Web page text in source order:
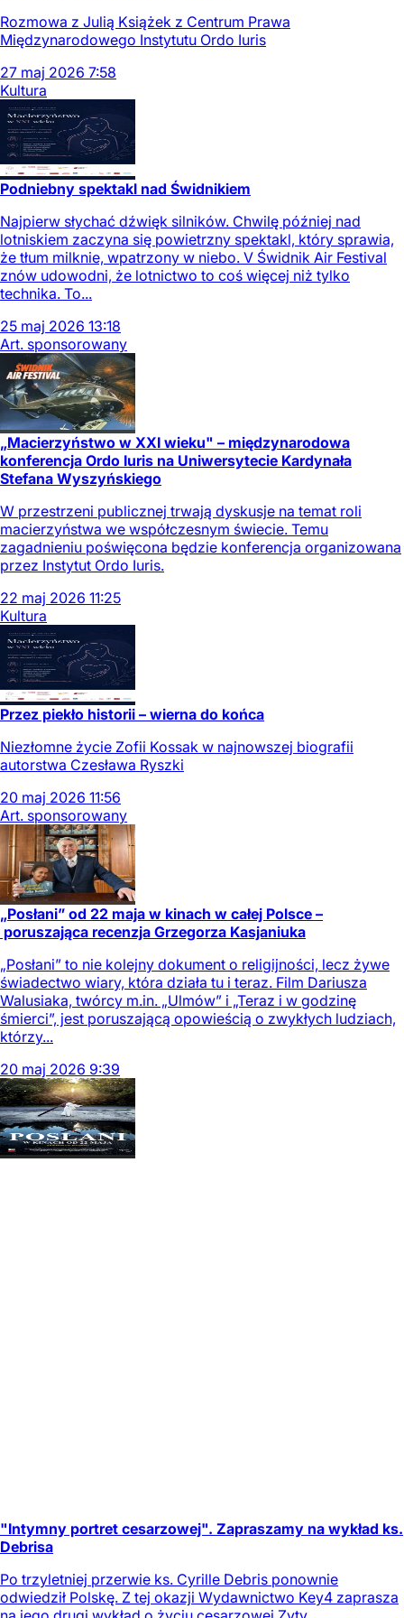
Rozmowa z Julią Książek z Centrum Prawa
Międzynarodowego Instytutu Ordo Iuris
27 maj 2026 7:58
Kultura
Podniebny spektakl nad Świdnikiem
Najpierw słychać dźwięk silników. Chwilę później nad
lotniskiem zaczyna się powietrzny spektakl, który sprawia,
że tłum milknie, wpatrzony w niebo. V Świdnik Air Festival
znów udowodni, że lotnictwo to coś więcej niż tylko
technika. To...
25 maj 2026 13:18
Art. sponsorowany
„Macierzyństwo w XXI wieku" – międzynarodowa
konferencja Ordo Iuris na Uniwersytecie Kardynała
Stefana Wyszyńskiego
W przestrzeni publicznej trwają dyskusje na temat roli
macierzyństwa we współczesnym świecie. Temu
zagadnieniu poświęcona będzie konferencja organizowana
przez Instytut Ordo Iuris.
22 maj 2026 11:25
Kultura
Przez piekło historii – wierna do końca
Niezłomne życie Zofii Kossak w najnowszej biografii
autorstwa Czesława Ryszki
20 maj 2026 11:56
Art. sponsorowany
„Posłani” od 22 maja w kinach w całej Polsce –
poruszająca recenzja Grzegorza Kasjaniuka
„Posłani” to nie kolejny dokument o religijności, lecz żywe
świadectwo wiary, która działa tu i teraz. Film Dariusza
Walusiaka, twórcy m.in. „Ulmów” i „Teraz i w godzinę
śmierci”, jest poruszającą opowieścią o zwykłych ludziach,
którzy...
20 maj 2026 9:39
"Intymny portret cesarzowej". Zapraszamy na wykład ks.
Debrisa
Po trzyletniej przerwie ks. Cyrille Debris ponownie
odwiedził Polskę. Z tej okazji Wydawnictwo Key4 zaprasza